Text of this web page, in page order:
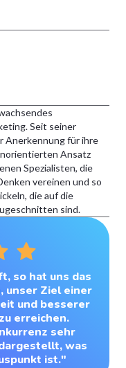
Seit seiner
Anerkennung für ihre
Ansatz
Spezialisten, die
vereinen und so
die auf die
sind.
so hat uns das
unser Ziel einer
und besserer
erreichen.
sehr
was
ist."